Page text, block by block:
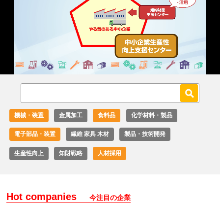
Unmute Loaded
:
機械・装置 金属加工 食料品 化学材料・製品
電子部品・装置 繊維 家具 木材 製品・技術開発
生産性向上 知財戦略 人材採用
Hot companies 今注目の企業